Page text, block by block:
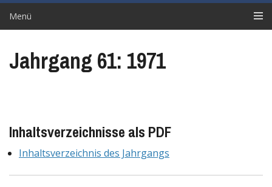
Menü
Jahrgang 61: 1971
Inhaltsverzeichnisse als PDF
Inhaltsverzeichnis des Jahrgangs